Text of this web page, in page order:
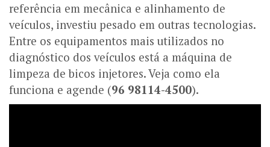
referência em mecânica e alinhamento de
veículos, investiu pesado em outras tecnologias.
Entre os equipamentos mais utilizados no
diagnóstico dos veículos está a máquina de
limpeza de bicos injetores. Veja como ela
funciona e agende (96 98114-4500).